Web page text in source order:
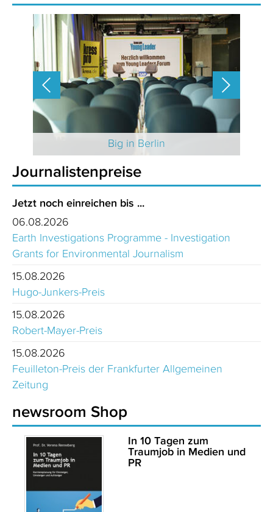
Big in Berlin
Journalistenpreise
Jetzt noch einreichen bis ...
06.08.2026
Earth Investigations Programme - Investigation
Grants for Environmental Journalism
15.08.2026
Hugo-Junkers-Preis
15.08.2026
Robert-Mayer-Preis
15.08.2026
Feuilleton-Preis der Frankfurter Allgemeinen
Zeitung
newsroom Shop
In 10 Tagen zum
Traumjob in Medien und
PR